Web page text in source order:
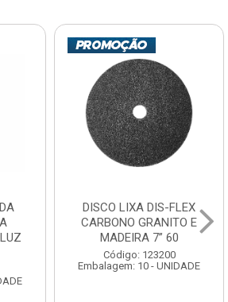
DISCO LIXA DIS-FLEX
CARBONO GRANITO E
MADEIRA 7” 60
Código: 123200
Embalagem: 10 - UNIDADE